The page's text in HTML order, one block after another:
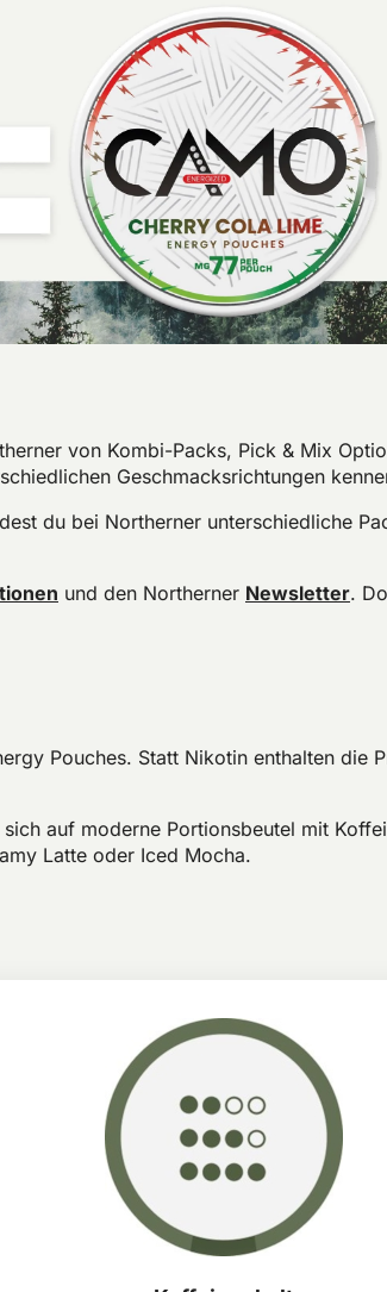
von Kombi-Packs, Pick & Mix
Geschmacksrichtungen
du bei Northerner unterschiedliche
und den Northerner Newsletter.
Pouches. Statt Nikotin enthalten die
auf moderne Portionsbeutel mit
Latte oder Iced Mocha.